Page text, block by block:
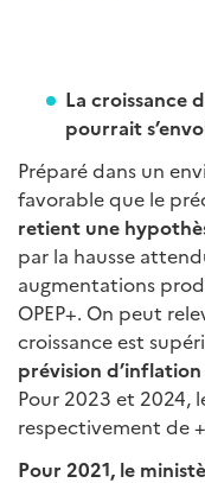
La croissance
pourrait
Préparé dans un
favorable que le
retient une
par la hausse
augmentations
OPEP+. On peut
croissance est
prévision d’inflation
Pour 2023 et 2024,
respectivement de
Pour 2021, le